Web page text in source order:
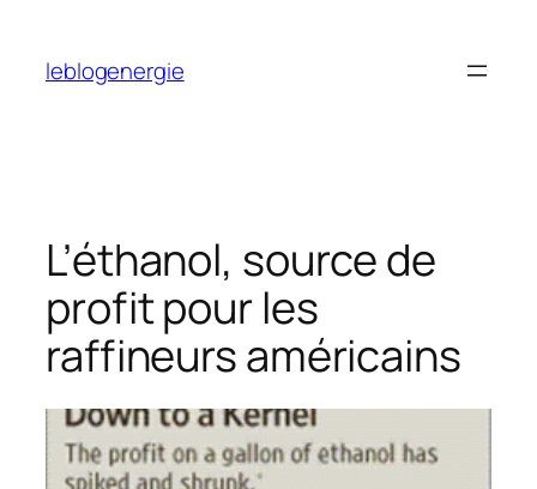
contenu
leblogenergie
L’éthanol, source de
profit pour les
raffineurs américains